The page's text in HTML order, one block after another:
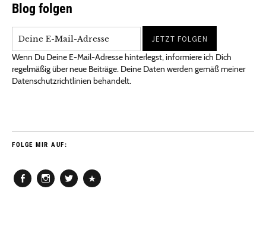
Blog folgen
Wenn Du Deine E-Mail-Adresse hinterlegst, informiere ich Dich
regelmäßig über neue Beiträge. Deine Daten werden gemäß meiner
Datenschutzrichtlinien behandelt.
FOLGE MIR AUF: